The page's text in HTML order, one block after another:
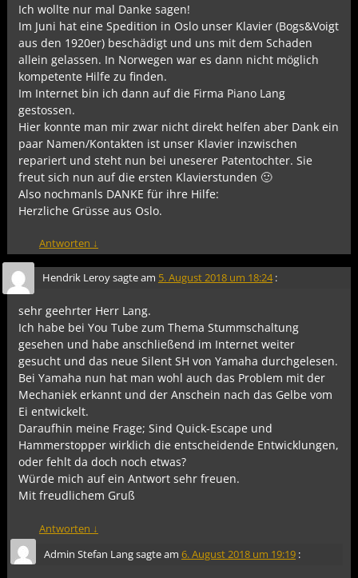
Ich wollte nur mal Danke sagen!
Im Juni hat eine Spedition in Oslo unser Klavier (Bogs&Voigt
aus den 1920er) beschädigt und uns mit dem Schaden
allein gelassen. In Norwegen war es dann nicht möglich
kompetente Hilfe zu finden.
Im Internet bin ich dann auf die Firma Piano Lang
gestossen.
Hier konnte man mir zwar nicht direkt helfen aber Dank ein
paar Namen/Kontakten ist unser Klavier inzwischen
repariert und steht nun bei uneserer Patentochter. Sie
freut sich nun auf die ersten Klavierstunden 🙂
Also nochmanls DANKE für ihre Hilfe:
Herzliche Grüsse aus Oslo.
Antworten ↓
Hendrik Leroysagte am 5. August 2018 um 18:24 :
sehr geehrter Herr Lang.
Ich habe bei You Tube zum Thema Stummschaltung
gesehen und habe anschließend im Internet weiter
gesucht und das neue Silent SH von Yamaha durchgelesen.
Bei Yamaha nun hat man wohl auch das Problem mit der
Mechaniek erkannt und der Anschein nach das Gelbe vom
Ei entwickelt.
Daraufhin meine Frage; Sind Quick-Escape und
Hammerstopper wirklich die entscheidende Entwicklungen,
oder fehlt da doch noch etwas?
Würde mich auf ein Antwort sehr freuen.
Mit freudlichem Gruß
Antworten ↓
Admin Stefan Langsagte am 6. August 2018 um 19:19 :